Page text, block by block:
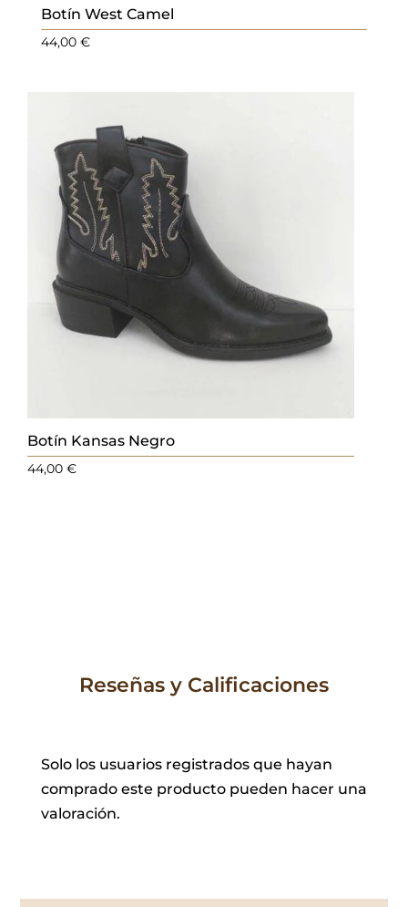
Botín West Camel
44,00 €
Botín Kansas Negro
44,00€
Reseñas y Calificaciones
Solo los usuarios registrados que hayan
comprado este producto pueden hacer una
valoración.